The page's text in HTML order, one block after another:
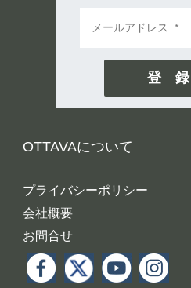
OTTAVAについて
プライバシーポリシー
会社概要
お問合せ
登 録